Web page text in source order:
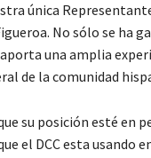
única
No sólo se ha
una amplia
de la comunidad
su posición esté en
el DCC esta usando